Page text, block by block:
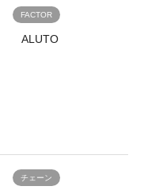
FACTOR
ALUTO
チェーン